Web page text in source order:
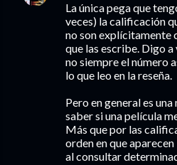
La única pega que
veces) la calificación
no son
que las escribe. Digo
no siempre el número
lo que leo en la reseña.
Pero en general es
saber si una película
Más que por las
orden en que
al consultar